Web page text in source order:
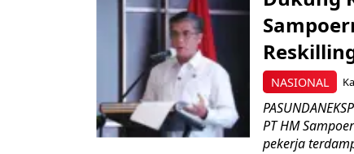
NASIONAL
PT HM
pekerja